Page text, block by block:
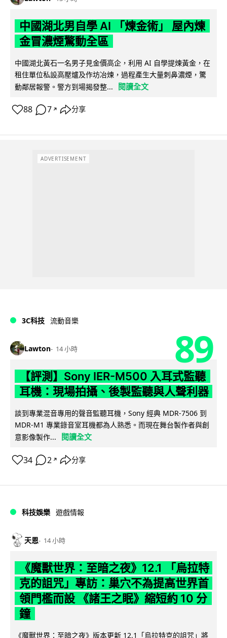
中國湖北男自學 AI 「煉金術」 屋內煉
金冒濃煙驚動全區
中國湖北黃石一名男子見金價高企，利用 AI 自學提煉黃金，在
租住單位私設高壓爐及作坊冶煉，過程產生大量刺鼻濃煙，驚
動鄰居報警。警方到場揭發整...
閱讀全文
88 7 ↗ 分享
ADVERTISEMENT
3C科技 流動音樂
Lawton 14 小時 89
【評測】Sony IER-M500 入耳式監聽
耳機：現場拍攝、後製監聽與人聲利器
談到專業混音專用的聲音監聽耳機，Sony 經典 MDR-7506 到
MDR-M1 專業錄音室耳機都為人熟悉。而現在舞台製作者與創
意影像製作...
閱讀全文
34 2 ↗ 分享
科技娛樂 遊戲情報
天恩 14 小時
《魔獸世界：至暗之夜》12.1 「烏拉特
克的詛咒」專訪：巢穴不為提高世界首
領門檻而設 《諸王之眠》縮短約 10 分
鐘
《魔獸世界：至暗之夜》版本更新 12.1「烏拉特克的詛咒」將